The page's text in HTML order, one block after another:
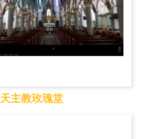
天主教玫瑰堂